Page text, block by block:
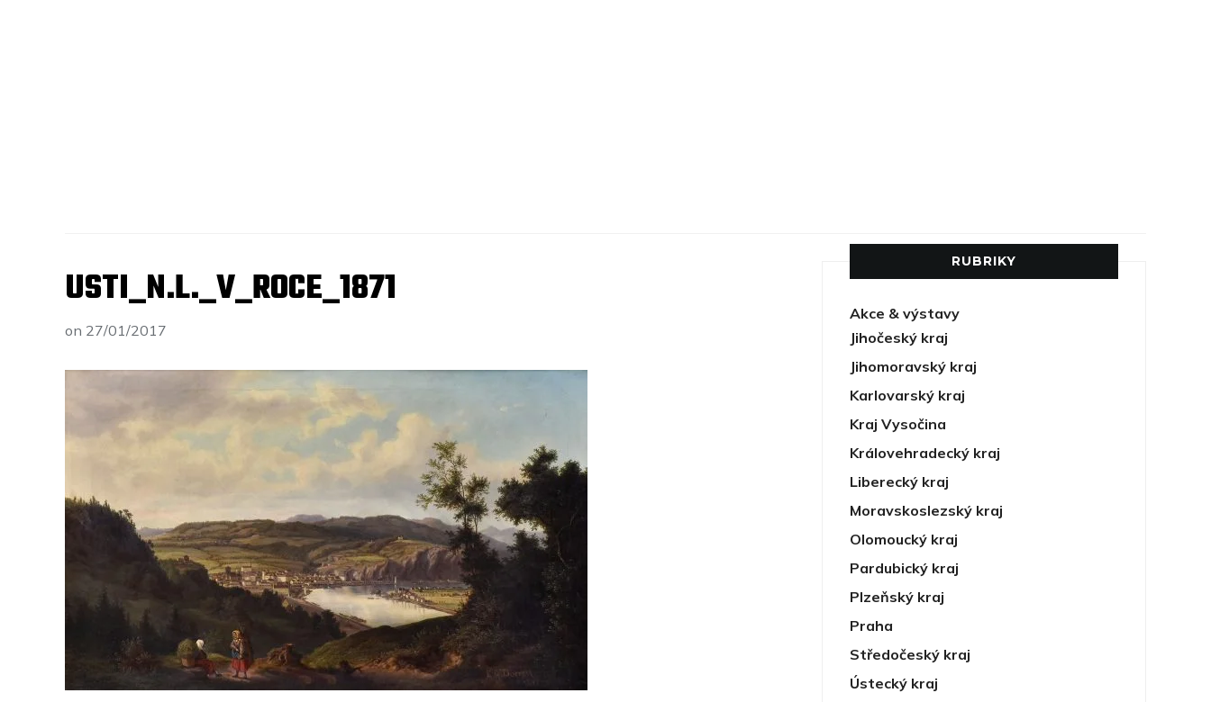
USTI_N.L._V_ROCE_1871
on 27/01/2017
RUBRIKY
Akce & výstavy
Jihočeský kraj
Jihomoravský kraj
Karlovarský kraj
Kraj Vysočina
Královehradecký kraj
Liberecký kraj
Moravskoslezský kraj
Olomoucký kraj
Pardubický kraj
Plzeňský kraj
Praha
Středočeský kraj
Ústecký kraj